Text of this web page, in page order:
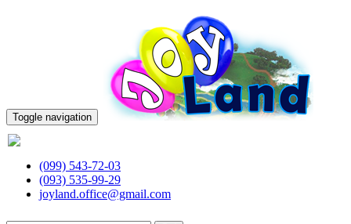
Toggle navigation
(099) 543-72-03
(093) 535-99-29
joyland.office@gmail.com